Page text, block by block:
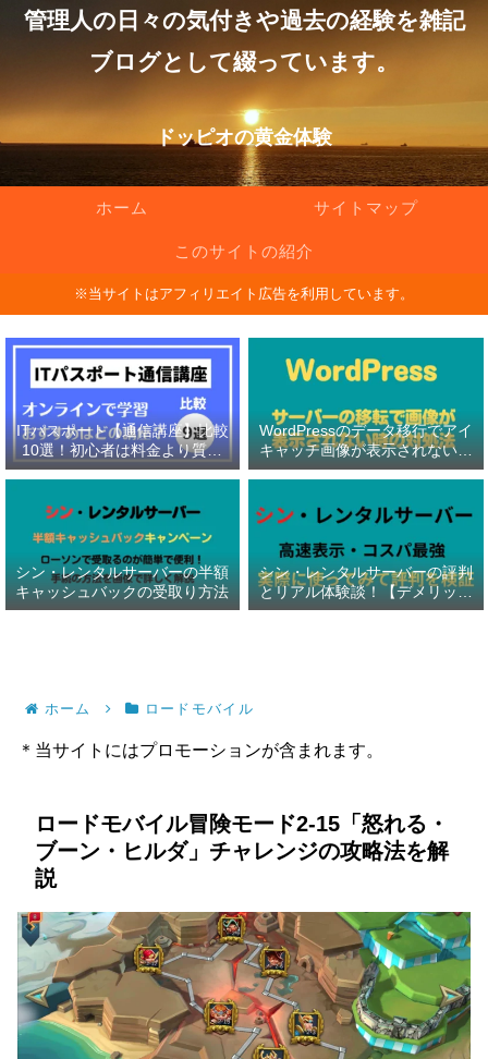
管理人の日々の気付きや過去の経験を雑記
ブログとして綴っています。
ドッピオの黄金体験
ホーム サイトマップ
このサイトの紹介
※当サイトはアフィリエイト広告を利用しています。
ITパスポート【通信講座】比較
10選！初心者は料金より質問
対応の有無を重視！
WordPressのデータ移行でアイ
キャッチ画像が表示されない原
因と対処法
シン・レンタルサーバーの半額
キャッシュバックの受取り方法
シン・レンタルサーバーの評判
とリアル体験談！【デメリット
暴露】
ホーム ロードモバイル
＊当サイトにはプロモーションが含まれます。
ロードモバイル冒険モード2-15「怒れる・
ブーン・ヒルダ」チャレンジの攻略法を解
説